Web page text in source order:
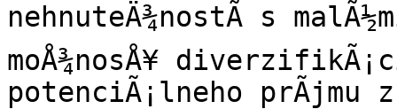
nehnuteÄ¾nostÃ­ s
moÅ¾nosÅ¥
potenciÃ¡lneho prÃ­jmu